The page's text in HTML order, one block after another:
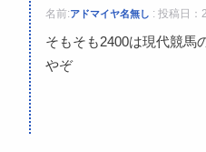
名前:アドマイヤ名無し : 投稿日：
そもそも2400は現代競馬
やぞ